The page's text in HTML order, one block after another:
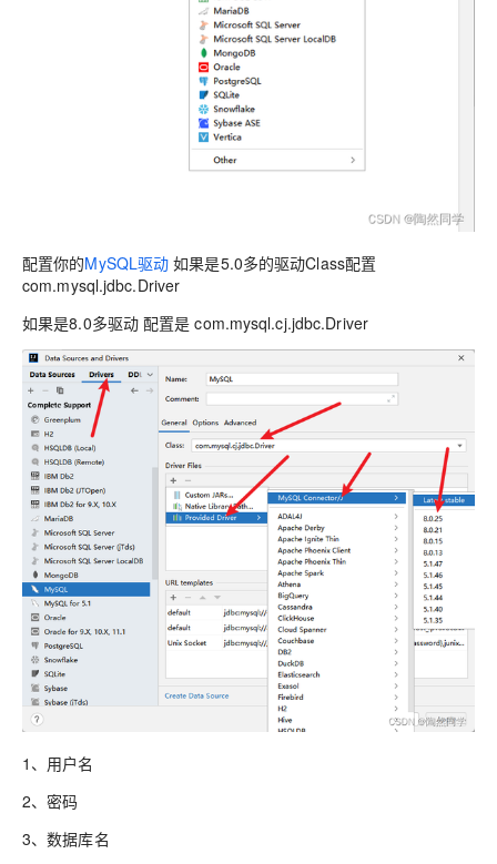
配置你的MySQL驱动 如果是5.0多的驱动Class配置
com.mysql.jdbc.Driver
如果是8.0多驱动 配置是 com.mysql.cj.jdbc.Driver
1、用户名
2、密码
3、数据库名